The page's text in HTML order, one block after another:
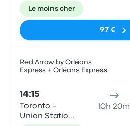
Bus Terminal
Le moins cher
97 €
Red Arrow by Orléans
Express + Orléans Express
14:15
Toronto -
Union Station
10h 20m